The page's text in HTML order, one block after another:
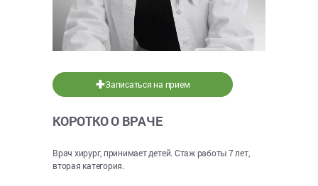
Записаться на прием
КОРОТКО О ВРАЧЕ
Врач хирург, принимает детей. Стаж работы 7 лет,
вторая категория.